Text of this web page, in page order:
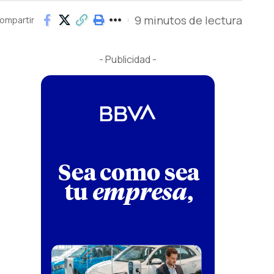
9 minutos de lectura
- Publicidad -